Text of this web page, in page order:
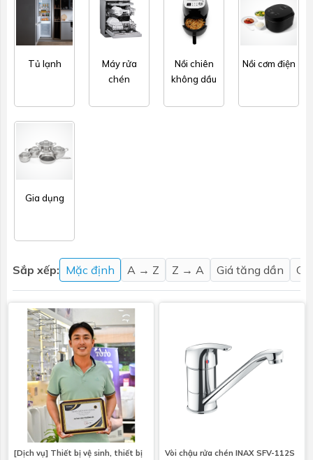
Tủ lạnh
Máy rửa
chén
Nồi chiên
không dầu
Nồi cơm điện
Gia dụng
Sắp xếp: Mặc định A → Z Z → A Giá tăng dần
[Dịch vụ] Thiết bị vệ sinh, thiết bị
Vòi chậu rửa chén INAX SFV-112S